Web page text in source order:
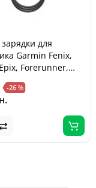
для
Garmin Fenix,
Forerunner,
Venu, кутовий
-26 %